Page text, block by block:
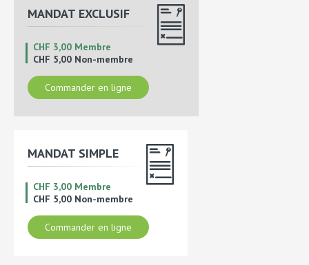
MANDAT EXCLUSIF
CHF 3,00 Membre
CHF 5,00 Non-membre
Commander en ligne
MANDAT SIMPLE
CHF 3,00 Membre
CHF 5,00 Non-membre
Commander en ligne